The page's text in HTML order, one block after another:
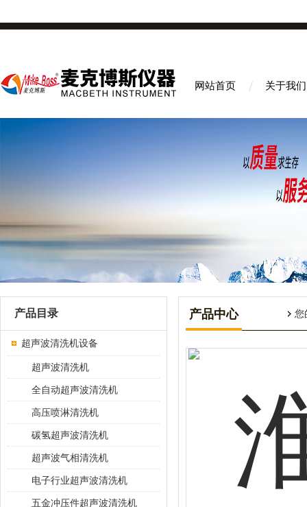
网站首页 关于我们
产品中心 您
产品目录
超声波清洗机设备
超声波清洗机
全自动超声波清洗机
高压喷淋清洗机
碳氢超声波清洗机
超声波气相清洗机
电子行业超声波清洗机
五金冲压件超声波清洗机